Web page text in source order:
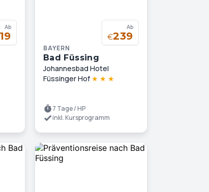
Ab Ab
€239
BAYERN
Bad Füssing
Johannesbad Hotel
Füssinger Hof ★ ★ ★
7 Tage / HP
inkl. Kursprogramm